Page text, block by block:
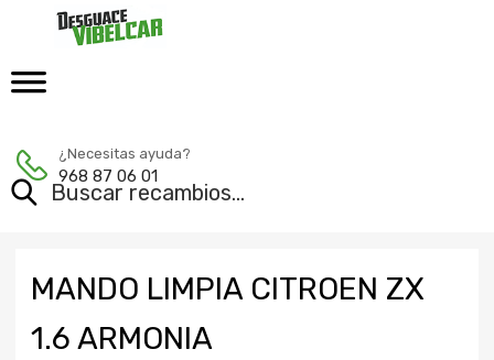
¿Necesitas ayuda?
968 87 06 01
MANDO LIMPIA CITROEN ZX
1.6 ARMONIA